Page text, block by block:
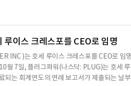
지애나에 운영 중인 공장을 두고 있으며, 현
.프리펀드 워런트의 구매 가격은 주당
이번 거래를 통해 약 3억 7,100만 달러의 수
대하고 있다.이 거래는 플러그파워의 등록신
에서 발생하는 순수익을 운영 자본 및 일반
런트의 적법성을 확인받았다.이 계약은 플러
하고 완전하게 지불된 것으로 간주된다.현
킬 예정이다.※ 본 컨텐츠는 AI API를 이용하
이스 크레스포를 CEO로 임명
INC )는 호세 루이스 크레스포를 CEO로 임
월 7일, 플러그파워(나스닥: PLUG)는 호세
되는 회계연도의 연례 보고서가 제출되는 날